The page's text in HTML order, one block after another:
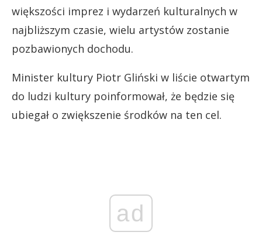
większości imprez i wydarzeń kulturalnych w
najbliższym czasie, wielu artystów zostanie
pozbawionych dochodu.
Minister kultury Piotr Gliński w liście otwartym
do ludzi kultury poinformował, że będzie się
ubiegał o zwiększenie środków na ten cel.
ad